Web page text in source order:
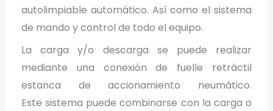
autolimpiable automático. Así como el sistema
de mando y control de todo el equipo.
La carga y/o descarga se puede realizar
mediante una conexión de fuelle retráctil
estanca de accionamiento neumático.
Este sistema puede combinarse con la carga o